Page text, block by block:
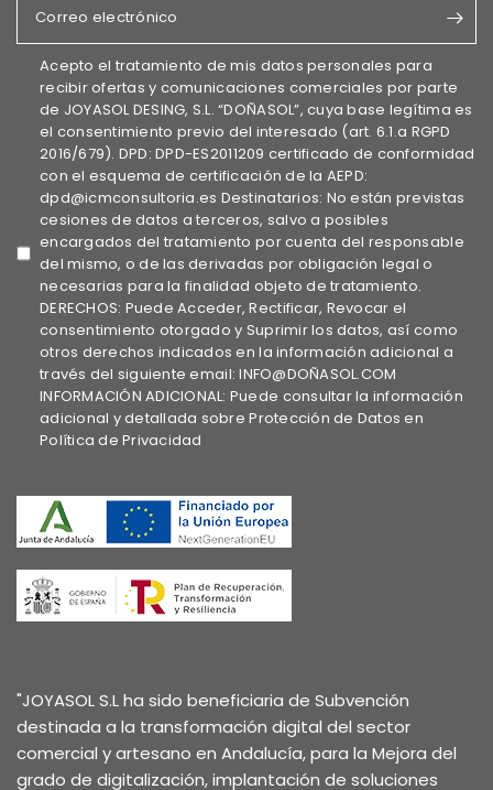
Correo electrónico
Acepto el tratamiento de mis datos personales para
recibir ofertas y comunicaciones comerciales por parte
de JOYASOL DESING, S.L. “DOÑASOL”, cuya base legítima es
el consentimiento previo del interesado (art. 6.1.a RGPD
2016/679). DPD: DPD-ES2011209 certificado de conformidad
con el esquema de certificación de la AEPD:
dpd@icmconsultoria.es Destinatarios: No están previstas
cesiones de datos a terceros, salvo a posibles
encargados del tratamiento por cuenta del responsable
del mismo, o de las derivadas por obligación legal o
necesarias para la finalidad objeto de tratamiento.
DERECHOS: Puede Acceder, Rectificar, Revocar el
consentimiento otorgado y Suprimir los datos, así como
otros derechos indicados en la información adicional a
través del siguiente email: INFO@DOÑASOL.COM
INFORMACIÓN ADICIONAL: Puede consultar la información
adicional y detallada sobre Protección de Datos en
Política de Privacidad
"JOYASOL S.L ha sido beneficiaria de Subvención
destinada a la transformación digital del sector
comercial y artesano en Andalucía, para la Mejora del
grado de digitalización, implantación de soluciones